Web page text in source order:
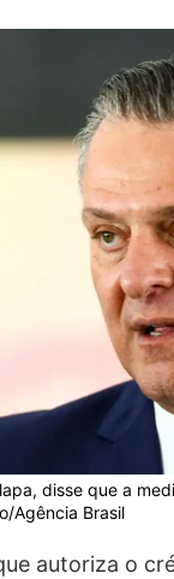
disse que a
Agência Brasil
autoriza o